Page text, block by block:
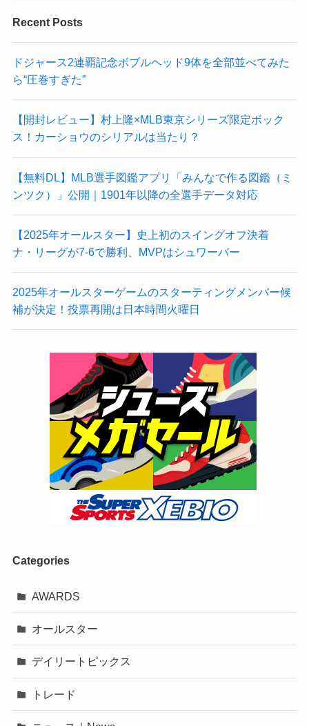
Recent Posts
ドジャース2連覇記念ボブルヘッド9体を全部並べてみた
ら“圧巻すぎた”
【開封レビュー】村上隆×MLB東京シリーズ限定ボック
ス！カーショウのシリアルは当たり？
【無料DL】MLB選手図鑑アプリ「みんなで作る図鑑（ミ
ンツク）」公開｜1901年以降の全選手データ対応
【2025年オールスター】史上初のスイングオフ決着
ナ・リーグが7-6で勝利、MVPはシュワーバー
2025年オールスターゲームのスターティングメンバー候
補が決定！投票再開は日本時間火曜日
Categories
AWARDS
オールスター
デイリートピックス
トレード